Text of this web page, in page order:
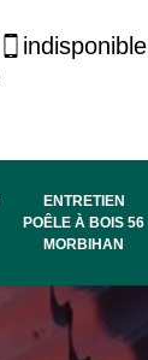
indisponible
ENTRETIEN
POÊLE À BOIS 56
MORBIHAN